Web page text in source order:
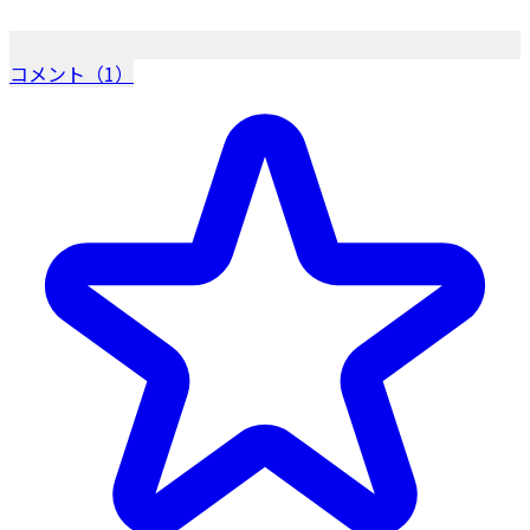
コメント（1）